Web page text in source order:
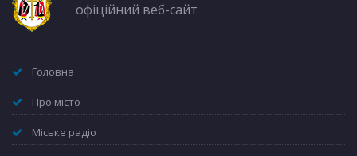
офіційний веб-сайт
Головна
Про місто
Міське радіо